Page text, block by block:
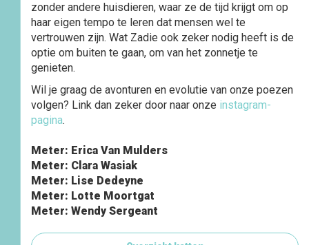
zonder andere huisdieren, waar ze de tijd krijgt om op
haar eigen tempo te leren dat mensen wel te
vertrouwen zijn. Wat Zadie ook zeker nodig heeft is de
optie om buiten te gaan, om van het zonnetje te
genieten.
Wil je graag de avonturen en evolutie van onze poezen
volgen? Link dan zeker door naar onze instagram-
pagina.
Meter: Erica Van Mulders
Meter: Clara Wasiak
Meter: Lise Dedeyne
Meter: Lotte Moortgat
Meter: Wendy Sergeant